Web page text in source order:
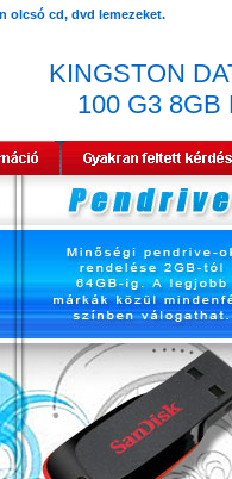
KINGSTON
100 G3 8GB